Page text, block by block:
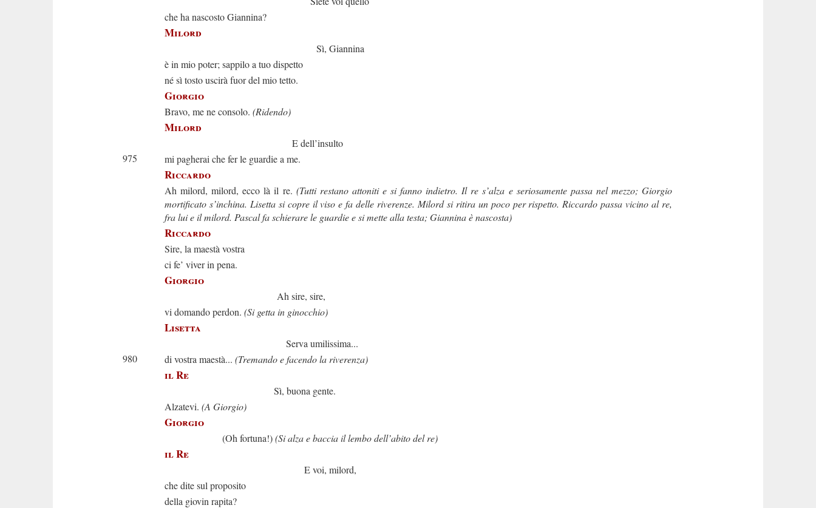
che ha nascosto Giannina?
Milord
Sì, Giannina
è in mio poter; sappilo a tuo dispetto
né sì tosto uscirà fuor del mio tetto.
Giorgio
Bravo, me ne consolo. (Ridendo)
Milord
E dell’insulto
975
mi pagherai che fer le guardie a me.
Riccardo
Ah milord, milord, ecco là il re. (Tutti restano attoniti e si fanno indietro. Il re s’alza e seriosamente passa nel mezzo; Giorgio
mortificato s’inchina. Lisetta si copre il viso e fa delle riverenze. Milord si ritira un poco per rispetto. Riccardo passa vicino al re,
fra lui e il milord. Pascal fa schierare le guardie e si mette alla testa; Giannina è nascosta)
Riccardo
Sire, la maestà vostra
ci fe’ viver in pena.
Giorgio
Ah sire, sire,
vi domando perdon. (Si getta in ginocchio)
Lisetta
Serva umilissima...
980
di vostra maestà... (Tremando e facendo la riverenza)
il Re
Sì, buona gente.
Alzatevi. (A Giorgio)
Giorgio
(Oh fortuna!)(Si alza e baccia il lembo dell’abito del re)
il Re
E voi, milord,
che dite sul proposito
della giovin rapita?